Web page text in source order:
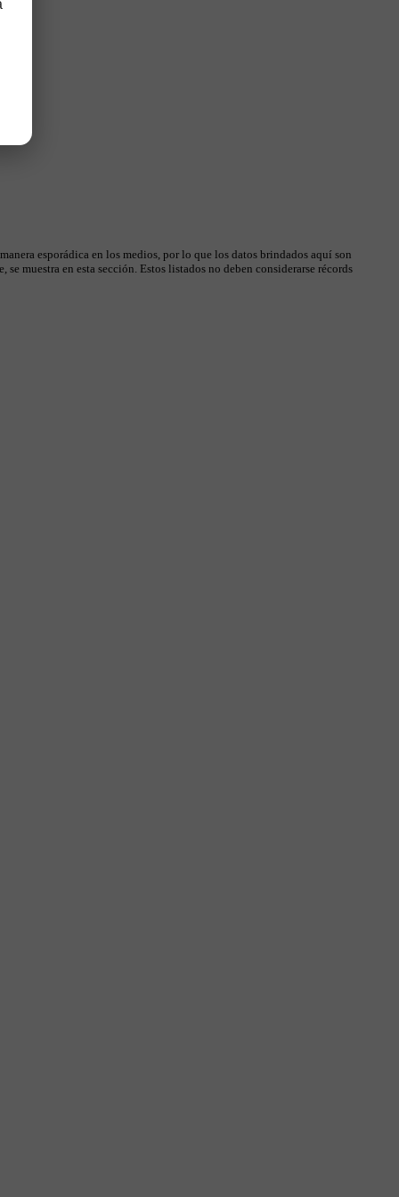
esporádica en los medios, por lo que los datos brindados aquí son
muestra en esta sección. Estos listados no deben considerarse récords